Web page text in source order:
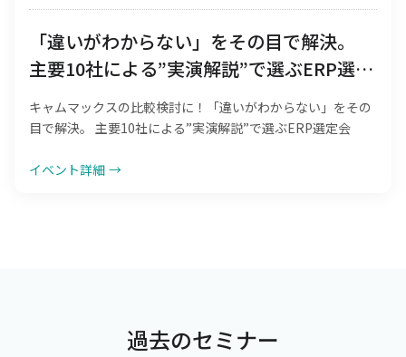
「違いがわからない」をその目で解決。
主要10社による”実演解説”で選ぶERP選定
会
キャムマックスの比較検討に！「違いがわからない」をその
目で解決。 主要10社による”実演解説”で選ぶERP選定会
イベント詳細 →
過去のセミナー